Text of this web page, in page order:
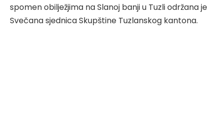
spomen obilježjima na Slanoj banji u Tuzli održana je
Svečana sjednica Skupštine Tuzlanskog kantona.